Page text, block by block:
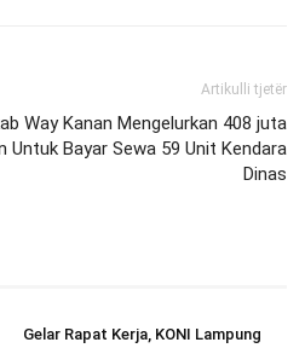
Artikulli tjetër
Way Kanan Mengelurkan 408 juta
Untuk Bayar Sewa 59 Unit Kendara
Dinas
Gelar Rapat Kerja, KONI Lampung